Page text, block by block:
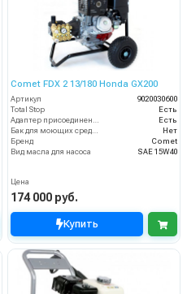
Comet FDX 2 13/180 Honda GX200
Артикул
9020030600
Total Stop
Есть
Адаптер присоединения к шлангу
Есть
Бак для моющих средств
Нет
Бренд
Comet
Вид масла для насоса
SAE 15W40
Цена
174 000 руб.
Купить